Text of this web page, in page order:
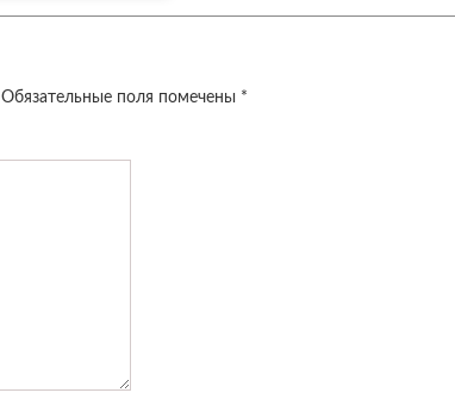
Обязательные поля помечены *